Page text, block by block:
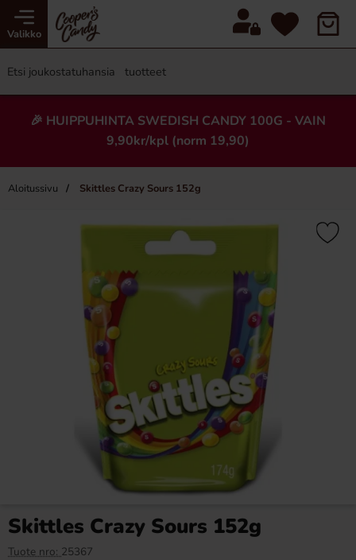
Valikko
🎉 HUIPPUHINTA SWEDISH CANDY 100G - VAIN
9,90kr/kpl (norm 19,90)
Aloitussivu Skittles Crazy Sours 152g
×
Ronny & Ragge Buttcracker
Chips Kaviar & Knäckemacka
Osta
Skittles Crazy Sours 152g
Tuote nro: 25367